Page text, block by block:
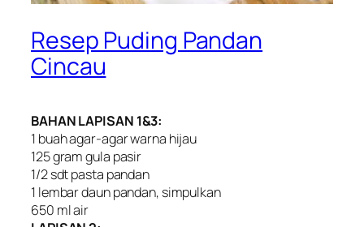
Resep Puding Pandan
Cincau
BAHAN LAPISAN 1&3:
1 buah agar-agar warna hijau
125 gram gula pasir
1/2 sdt pasta pandan
1 lembar daun pandan, simpulkan
650 ml air